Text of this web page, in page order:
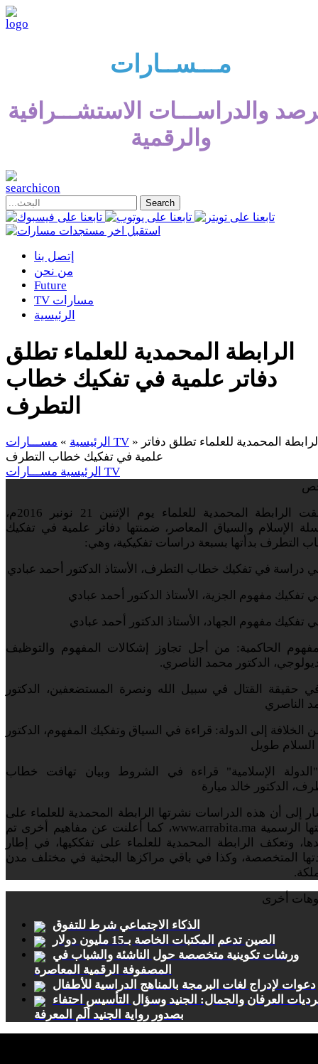
مـــســارات
والدراســـات الاستشـــرافية
والرقمية
إتصل بنا
من نحن
Future
TV مسارات
الرئيسية
الرابطة المحمدية للعلماء تطلق
دفاتر علمية في تفكيك خطاب
التطرف
الرئيسية » مســـارات TV » المحمدية للعلماء تطلق دفاتر
علمية في تفكيك خطاب التطرف
الرئيسية مســـارات TV
أطلقت الرابطة المحمدية للعلماء يوم الإثنين 21 نونبر 2016م،
الإسلام والسياق المعاصر، ضمنتها دفاتر علمية في تفكيك
التطرف بدأتها بسبعة دراسات تفكيكية، وهي:
الحاكمية: من أجل تجاوز إشكالات المفهوم والتوظيف
الدكتور محمد الناصري.
حقيقة القتال في سبيل الله ونصرة المستضعفين، الدكتور
الناصري
الخلافة إلى الدولة: قراءة في السياق وتفكيك المفهوم، الدكتور
السلام طويل
"الدولة الإسلامية" قراءة في الشروط وبيان تهافت خطاب
الدكتور خالد ميارة
إلى أن هذه الدراسات نشرتها الرابطة المحمدية للعلماء على
بوابتها الرسمية www.arrabita.ma، كما أعلنت عن مفاهيم أخرى تم
وتعكف الرابطة المحمدية للعلماء على تفككيها، في إطار
المتخصصة، وكذا في باقي مراكزها البحثية في مختلف مدن
أخرى
الذكاء الاجتماعي شرط للتفوق
الصين تدعم المكتبات الخاصة بـ15 مليون دولار
ورشات تكوينية متخصصة حول الناشئة والشباب في
المصفوفة الرقمية المعاصرة
دعوات لإدراج لغات البرمجة بالمناهج الدراسية للأطفال
العرفان والجمال: الجنيد وسؤال التأسيس احتفاء
بصدور رواية الجنيد ألَم المعرفة